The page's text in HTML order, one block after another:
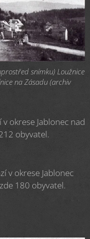
snímku) Loužnice
na Zásadu (archiv
okrese Jablonec nad
obyvatel.
v okrese Jablonec
180 obyvatel.